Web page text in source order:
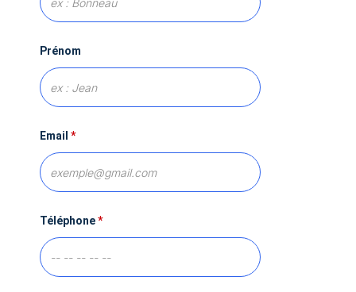
Prénom
Email *
Téléphone*